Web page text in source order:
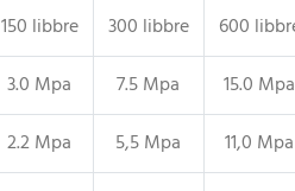
150 libbre 300 libbre
600
3.0 Mpa 7.5 Mpa
15.0 Mpa
2.2 Mpa 5,5 Mpa
11,0 Mpa